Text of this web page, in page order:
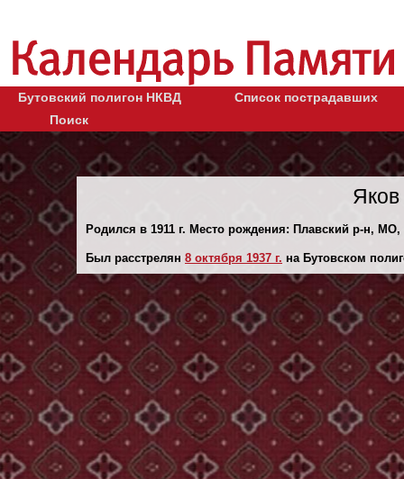
Бутовский полигон НКВД
Список пострадавших
Поиск
Родился в 1911 г. Место рождения: Плавский р-н, МО,
Был расстрелян 8 октября 1937 г. на Бутовском